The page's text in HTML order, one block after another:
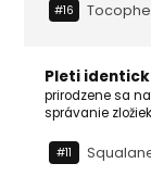
#16
Pleti
prirodzene sa
správanie
#11